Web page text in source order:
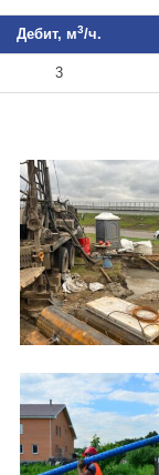
Дебит, м3/ч.
3